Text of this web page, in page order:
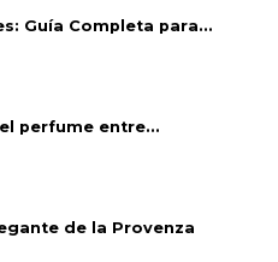
Guía Completa para...
perfume entre...
de la Provenza